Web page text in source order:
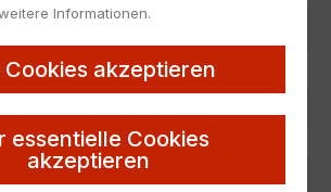
1:18
89878
Metall
Informationen.
Cookies akzeptieren
essentielle Cookies
akzeptieren